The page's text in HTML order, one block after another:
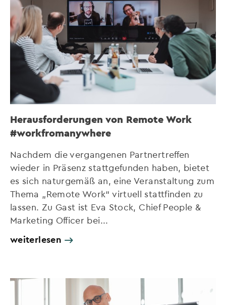
Herausforderungen von Remote Work
#workfromanywhere
Nachdem die vergangenen Partnertreffen
wieder in Präsenz stattgefunden haben, bietet
es sich naturgemäß an, eine Veranstaltung zum
Thema „Remote Work“ virtuell stattfinden zu
lassen. Zu Gast ist Eva Stock, Chief People &
Marketing Officer bei...
weiterlesen